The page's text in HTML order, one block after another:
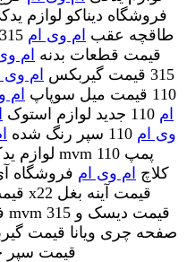
فروشگاه دیناکو لوازم
هیدرولیک x33 طاقچه عقب ام وی ام
110 لوازم استوک mvm x33 قیمت قطعات بدنه ام
315 قیمت گیربکس
ام وی
110 قیمت میل سوپاپ
ام
ام
وی ام
کلاچ ام وی ام فروشگاه
قیمت سپر